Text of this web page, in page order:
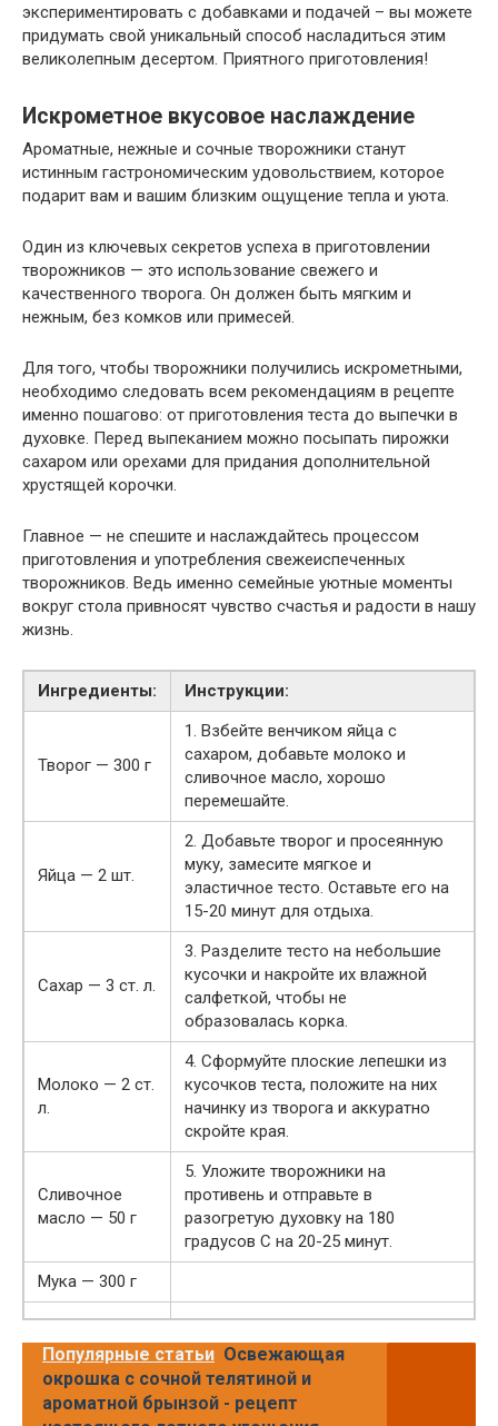
экспериментировать с добавками и подачей – вы можете
придумать свой уникальный способ насладиться этим
великолепным десертом. Приятного приготовления!
Искрометное вкусовое наслаждение
Ароматные, нежные и сочные творожники станут
истинным гастрономическим удовольствием, которое
подарит вам и вашим близким ощущение тепла и уюта.
Один из ключевых секретов успеха в приготовлении
творожников — это использование свежего и
качественного творога. Он должен быть мягким и
нежным, без комков или примесей.
Для того, чтобы творожники получились искрометными,
необходимо следовать всем рекомендациям в рецепте
именно пошагово: от приготовления теста до выпечки в
духовке. Перед выпеканием можно посыпать пирожки
сахаром или орехами для придания дополнительной
хрустящей корочки.
Главное — не спешите и наслаждайтесь процессом
приготовления и употребления свежеиспеченных
творожников. Ведь именно семейные уютные моменты
вокруг стола привносят чувство счастья и радости в нашу
жизнь.
Ингредиенты: Инструкции:
Творог — 300 г
1. Взбейте венчиком яйца с
сахаром, добавьте молоко и
сливочное масло, хорошо
перемешайте.
Яйца — 2 шт.
2. Добавьте творог и просеянную
муку, замесите мягкое и
эластичное тесто. Оставьте его на
15-20 минут для отдыха.
Сахар — 3 ст. л.
3. Разделите тесто на небольшие
кусочки и накройте их влажной
салфеткой, чтобы не
образовалась корка.
Молоко — 2 ст.
л.
4. Сформуйте плоские лепешки из
кусочков теста, положите на них
начинку из творога и аккуратно
скройте края.
Сливочное
масло — 50 г
5. Уложите творожники на
противень и отправьте в
разогретую духовку на 180
градусов С на 20-25 минут.
Мука — 300 г
Популярные статьи Освежающая
окрошка с сочной телятиной и
ароматной брынзой - рецепт